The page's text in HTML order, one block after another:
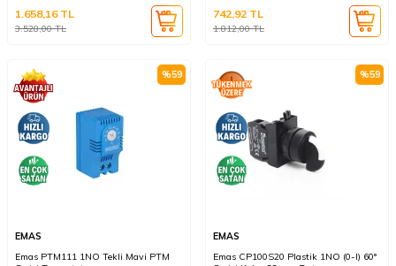
3.528,00TL
1.658,16TL
1.812,00TL
742,92 TL
%59
EMAS
Emas PTM111 1NO Tekli Mavi PTM
%59
EMAS
Emas CP100S20 Plastik 1NO (0-I) 60°